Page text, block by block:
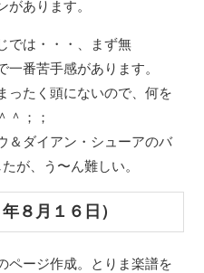
あります。
では・・・、まず無
番苦手感があります。
たく頭にないので、何を
＾；；
ダイアン・シューアのバ
が、う〜ん難しい。
８月１６日）
ージ作成。とりま楽譜を